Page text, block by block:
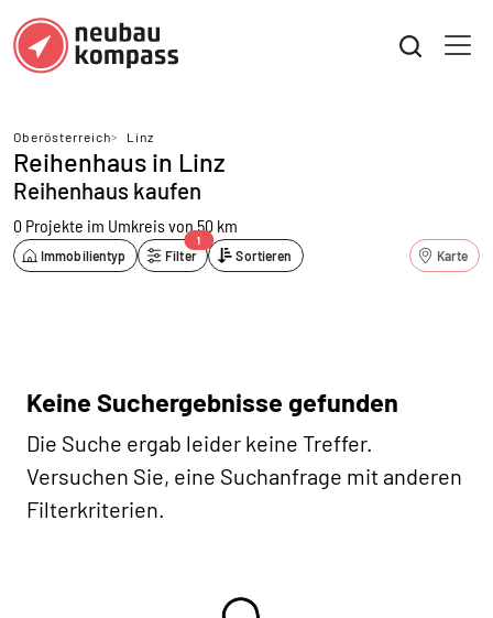
Oberösterreich> Linz
Reihenhaus in Linz
Reihenhaus kaufen
0 Projekte im Umkreis von 50 km
Immobilientyp Filter
1
Sortieren Karte
Keine Suchergebnisse gefunden
Die Suche ergab leider keine Treffer.
Versuchen Sie, eine Suchanfrage mit anderen
Filterkriterien.